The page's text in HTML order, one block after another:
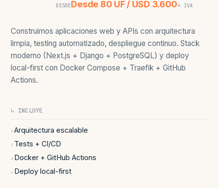
DESDEDesde 80 UF / USD 3.600+ IVA
Construimos aplicaciones web y APIs con arquitectura
limpia, testing automatizado, despliegue continuo. Stack
moderno (Next.js + Django + PostgreSQL) y deploy
local-first con Docker Compose + Traefik + GitHub
Actions.
↳ INCLUYE
✓Arquitectura escalable
✓ Tests + CI/CD
✓ Docker + GitHub Actions
✓ Deploy local-first